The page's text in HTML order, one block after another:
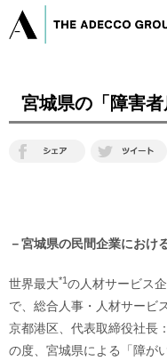
宮城県の「障害
－宮城県の民間企業におけ
世界最大*1の人材サービス
で、総合人事・人材サービ
京都港区、代表取締役社長
の度、宮城県による「障が